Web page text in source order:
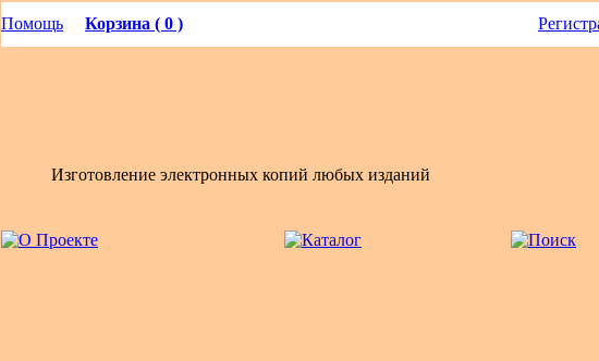
Помощь Корзина ( 0 )
Изготовление электронных копий любых изданий